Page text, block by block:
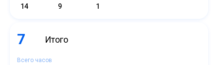
14 9 1
7 Итого
Всего часов